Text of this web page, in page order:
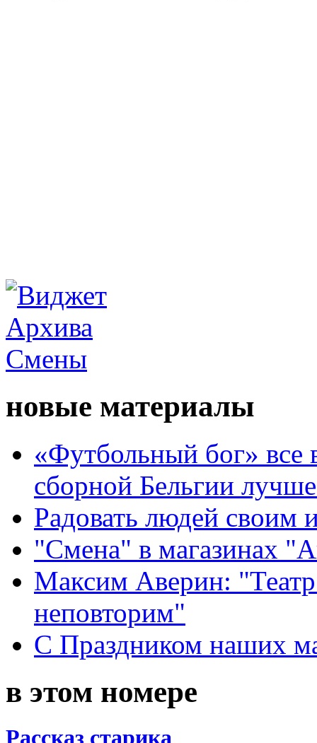
новые материалы
«Футбольный бог» все
сборной Бельгии
Радовать людей своим
"Смена" в магазинах
Максим Аверин:
неповторим"
С Праздником наших
в этом номере
Рассказ старика